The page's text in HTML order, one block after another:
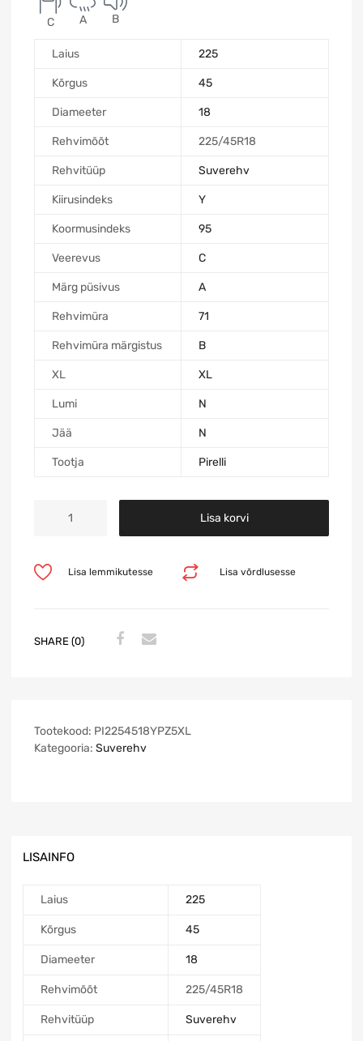
C A B
Laius 225
Kõrgus 45
Diameeter 18
Rehvimõõt 225/45R18
Rehvitüüp Suverehv
Kiirusindeks Y
Koormusindeks 95
Veerevus C
Märg püsivus A
Rehvimüra 71
Rehvimüra märgistus B
XL XL
Lumi N
Jää N
Tootja Pirelli
Lisa korvi
Lisa võrdlusesse
Lisa lemmikutesse
SHARE (0)
Tootekood: PI2254518YPZ5XL
Kategooria: Suverehv
LISAINFO
Laius 225
Kõrgus 45
Diameeter 18
Rehvimõõt 225/45R18
Rehvitüüp Suverehv